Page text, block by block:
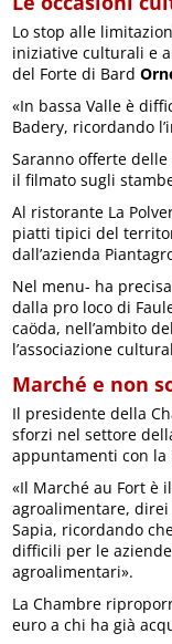
Lo stop alle
iniziative culturali e
del Forte di Bard
«In bassa Valle è
Badery, ricordando
Saranno offerte
il filmato sugli
Al ristorante La
piatti tipici del
dall’azienda
Nel menu- ha
dalla pro loco di
caöda, nell’ambito
l’associazione
Marché e non
Il presidente della
sforzi nel settore
appuntamenti con la
«Il Marché au Fort è
agroalimentare, direi
Sapia, ricordando
difficili per le
agroalimentari».
La Chambre
euro a chi ha già